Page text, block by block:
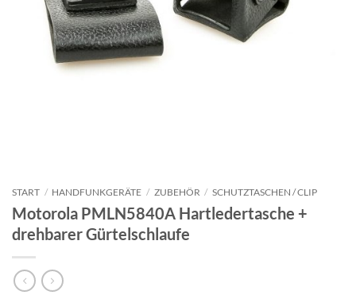
START / HANDFUNKGERÄTE / ZUBEHÖR / SCHUTZTASCHEN / CLIP
Motorola PMLN5840A Hartledertasche +
drehbarer Gürtelschlaufe